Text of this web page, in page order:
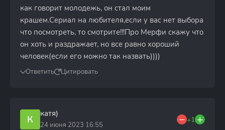
как говорит молодежь, он стал моим
крашем.Сериал на любителя,если у вас нет выбора
что посмотреть, то смотрите!!!Про Мерфи скажу что
он хоть и раздражает, но все равно хороший
человек(если его можно так назвать))))
Ответить Цитировать
К катя)
24 июня 2023 16:55
+1